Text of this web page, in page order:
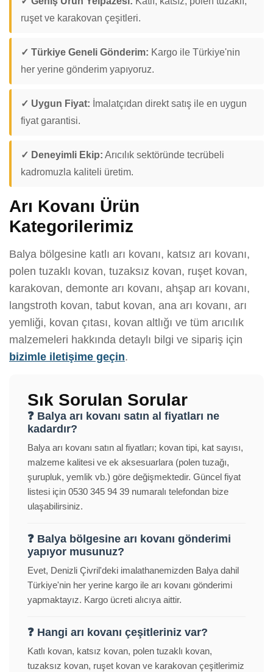
ruşet ve karakovan çeşitleri.
✓ Türkiye Geneli Gönderim: Kargo ile Türkiye'nin
her yerine gönderim yapıyoruz.
✓ Uygun Fiyat: İmalatçıdan direkt satış ile en uygun
fiyat garantisi.
✓ Deneyimli Ekip: Arıcılık sektöründe tecrübeli
kadromuzla kaliteli üretim.
Arı Kovanı Ürün
Kategorilerimiz
Balya bölgesine katlı arı kovanı, katsız arı kovanı,
polen tuzaklı kovan, tuzaksız kovan, ruşet kovan,
karakovan, demonte arı kovanı, ahşap arı kovanı,
langstroth kovan, tabut kovan, ana arı kovanı, arı
yemliği, kovan çıtası, kovan altlığı ve tüm arıcılık
malzemeleri hakkında detaylı bilgi ve sipariş için
bizimle iletişime geçin.
Sık Sorulan Sorular
❓ Balya arı kovanı satın al fiyatları ne
kadardır?
Balya arı kovanı satın al fiyatları; kovan tipi, kat sayısı,
malzeme kalitesi ve ek aksesuarlara (polen tuzağı,
şurupluk, yemlik vb.) göre değişmektedir. Güncel fiyat
listesi için 0530 345 94 39 numaralı telefondan bize
ulaşabilirsiniz.
❓ Balya bölgesine arı kovanı gönderimi
yapıyor musunuz?
Evet, Denizli Çivril'deki imalathanemizden Balya dahil
Türkiye'nin her yerine kargo ile arı kovanı gönderimi
yapmaktayız. Kargo ücreti alıcıya aittir.
❓ Hangi arı kovanı çeşitleriniz var?
Katlı kovan, katsız kovan, polen tuzaklı kovan,
tuzaksız kovan, ruşet kovan ve karakovan çeşitlerimiz